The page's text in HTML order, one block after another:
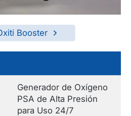
Booster
Generador de Oxígeno
PSA de Alta Presión
para Uso 24/7